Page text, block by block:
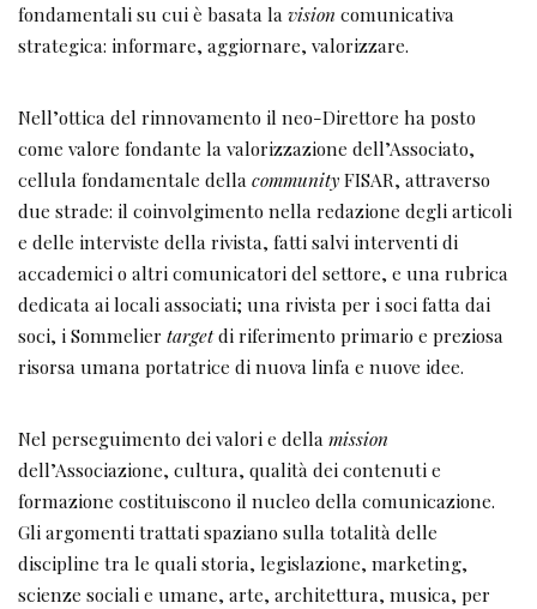
fondamentali su cui è basata lavision comunicativa
strategica: informare, aggiornare, valorizzare.
Nell’ottica del rinnovamento il neo-Direttore ha posto
come valore fondante la valorizzazione dell’Associato,
cellula fondamentale dellacommunityFISAR, attraverso
due strade: il coinvolgimento nella redazione degli articoli
e delle interviste della rivista, fatti salvi interventi di
accademici o altri comunicatori del settore, e una rubrica
dedicata ai locali associati; una rivista per i soci fatta dai
soci, i Sommelier targetdi riferimento primario e preziosa
risorsa umana portatrice di nuova linfa e nuove idee.
Nel perseguimento dei valori e dellamission
dell’Associazione, cultura, qualità dei contenuti e
formazione costituiscono il nucleo della comunicazione.
Gli argomenti trattati spaziano sulla totalità delle
discipline tra le quali storia, legislazione, marketing,
scienze sociali e umane, arte, architettura, musica, per